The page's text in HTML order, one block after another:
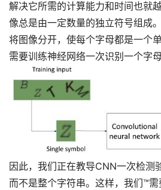
解决它所需的计算能力和时间也就
像总是由一定数量的独立符号组成
将图像分开，使每个字母都是一个
需要训练神经网络一次识别一个字母
因此，我们正在教导CNN一次检测
而不是整个字符串。这样，我们™